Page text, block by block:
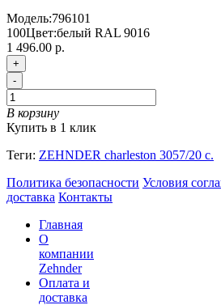
Модель:796101
100Цвет:белый RAL 9016
1 496.00 р.
+
-
В корзину
Купить в 1 клик
Теги: ZEHNDER charleston 3057/20 с.
Политика безопасности Условия
доставка Контакты
Главная
О
компании
Zehnder
Оплата и
доставка